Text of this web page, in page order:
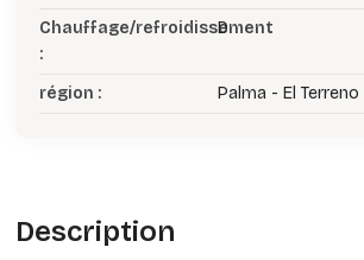
Chauffage/refroidissement
:
D
région : Palma - El Terreno
Description